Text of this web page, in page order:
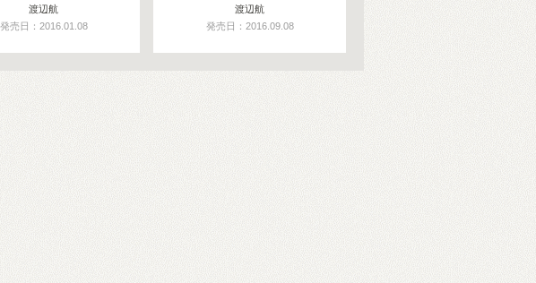
渡辺航
発売日：2016.01.08
渡辺航
発売日：2016.09.08